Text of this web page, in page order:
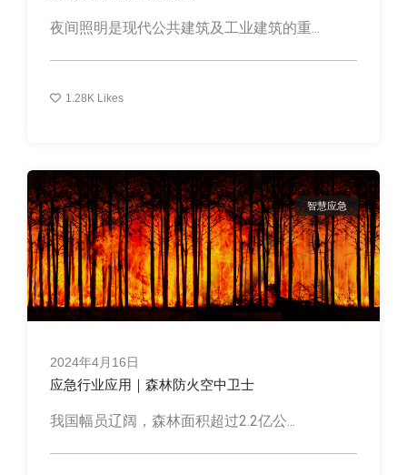
夜间照明是现代公共建筑及工业建筑的重...
1.28K Likes
智慧应急
2024年4月16日
应急行业应用｜森林防火空中卫士
我国幅员辽阔，森林面积超过2.2亿公...